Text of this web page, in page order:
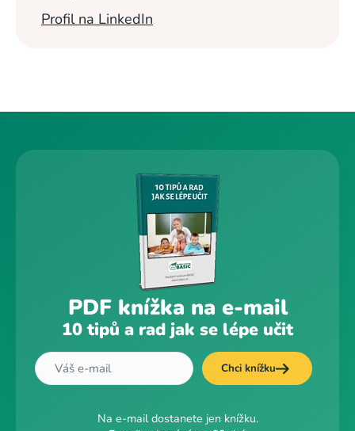
Profil na LinkedIn
PDF knížka na e-mail
10 tipů a rad jak se lépe učit
Chci knížku
Na e-mail dostanete jen knížku.